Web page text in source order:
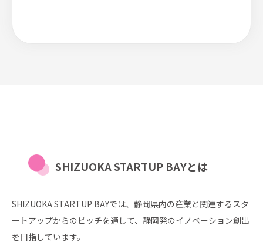
SHIZUOKA STARTUP BAYとは
SHIZUOKA STARTUP BAYでは、静岡県内の産業と関連するスタ
ートアップからのピッチを通して、静岡発のイノベーション創出
を目指しています。